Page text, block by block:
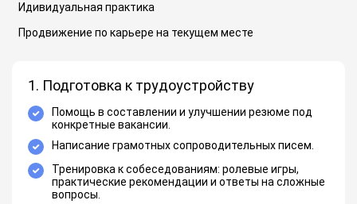
Идивидуальная практика
Продвижение по карьере на текущем месте
1. Подготовка к трудоустройству
Помощь в составлении и улучшении резюме под
конкретные вакансии.
Написание грамотных сопроводительных писем.
Тренировка к собеседованиям: ролевые игры,
практические рекомендации и ответы на сложные
вопросы.